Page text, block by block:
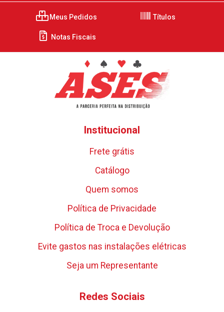
Meus Pedidos Títulos
Notas Fiscais
Institucional
Frete grátis
Catálogo
Quem somos
Política de Privacidade
Política de Troca e Devolução
Evite gastos nas instalações elétricas
Seja um Representante
Redes Sociais